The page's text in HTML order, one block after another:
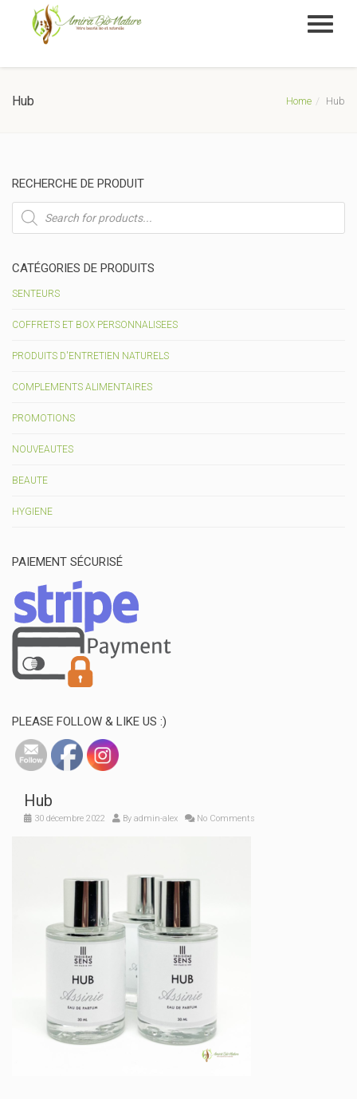
Hub Home Hub
RECHERCHE DE PRODUIT
Recherche
de
produits
CATÉGORIES DE PRODUITS
SENTEURS
COFFRETS ET BOX PERSONNALISEES
PRODUITS D'ENTRETIEN NATURELS
COMPLEMENTS ALIMENTAIRES
PROMOTIONS
NOUVEAUTES
BEAUTE
HYGIENE
PAIEMENT SÉCURISÉ
PLEASE FOLLOW & LIKE US :)
Hub
30 décembre 2022 By admin-alex No Comments